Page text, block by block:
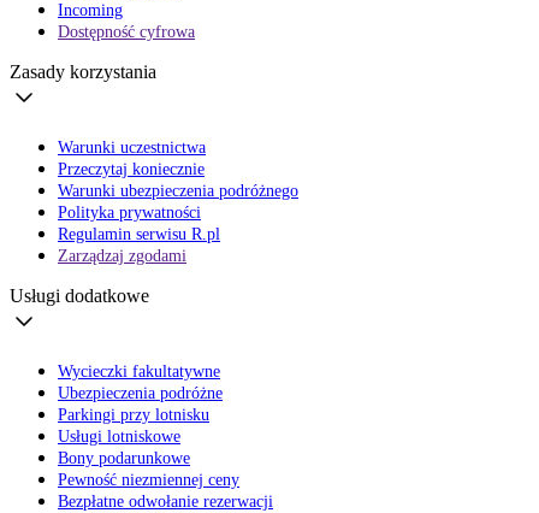
Incoming
Dostępność cyfrowa
Zasady korzystania
Warunki uczestnictwa
Przeczytaj koniecznie
Warunki ubezpieczenia podróżnego
Polityka prywatności
Regulamin serwisu R.pl
Zarządzaj zgodami
Usługi dodatkowe
Wycieczki fakultatywne
Ubezpieczenia podróżne
Parkingi przy lotnisku
Usługi lotniskowe
Bony podarunkowe
Pewność niezmiennej ceny
Bezpłatne odwołanie rezerwacji